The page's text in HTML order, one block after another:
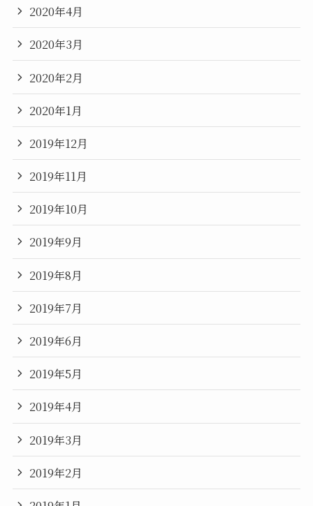
2020年4月
2020年3月
2020年2月
2020年1月
2019年12月
2019年11月
2019年10月
2019年9月
2019年8月
2019年7月
2019年6月
2019年5月
2019年4月
2019年3月
2019年2月